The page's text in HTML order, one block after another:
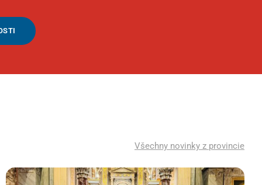
Všechny novinky z provincie